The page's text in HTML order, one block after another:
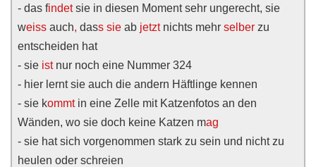
- das findetsie in diesen Moment sehr ungerecht, sie
weiss auch, dass sie ab jetztnichts mehr selber zu
entscheiden hat
- sie istnur noch eine Nummer 324
- hier lernt sie auch die andern Häftlinge kennen
- sie kommtin eine Zelle mit Katzenfotos an den
Wänden, wo sie doch keine Katzen mag
- sie hat sich vorgenommen stark zu sein und nicht zu
heulen oder schreien